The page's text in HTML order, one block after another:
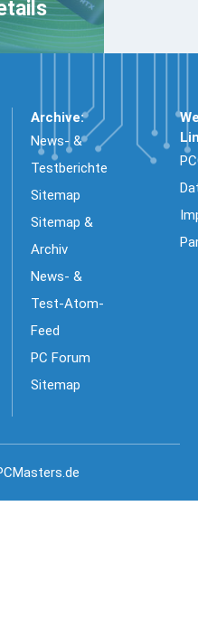
Archive:
News- &
Testberichte
Sitemap
Sitemap &
Archiv
News- &
Test-Atom-
Feed
PC Forum
Sitemap